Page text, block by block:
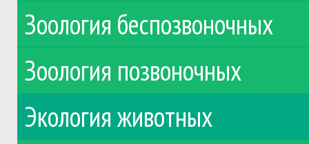
Зоология беспозвоночных
Зоология позвоночных
Экология животных